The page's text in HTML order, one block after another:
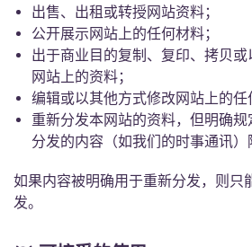
Chinese
Español
Català
Deutsch
选择一间公寓
登录
出售、出租或转授网站资料；
公开展示网站上的任何材料；
出于商业目的复制、复印、拷贝
网站上的资料；
编辑或以其他方式修改网站上的任
重新分发本网站的资料，但明确
分发的内容（如我们的时事通讯）
如果内容被明确用于重新分发，则只
发。